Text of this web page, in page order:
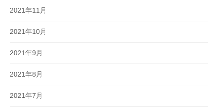
2021年11月
2021年10月
2021年9月
2021年8月
2021年7月